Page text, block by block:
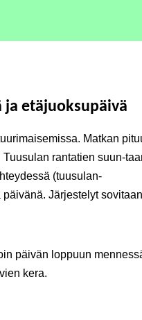
ja etäjuoksupäivä
Matkan
rantatien suun-
(tuusulan-
Järjestelyt sovitaan
päivän loppuun
kera.